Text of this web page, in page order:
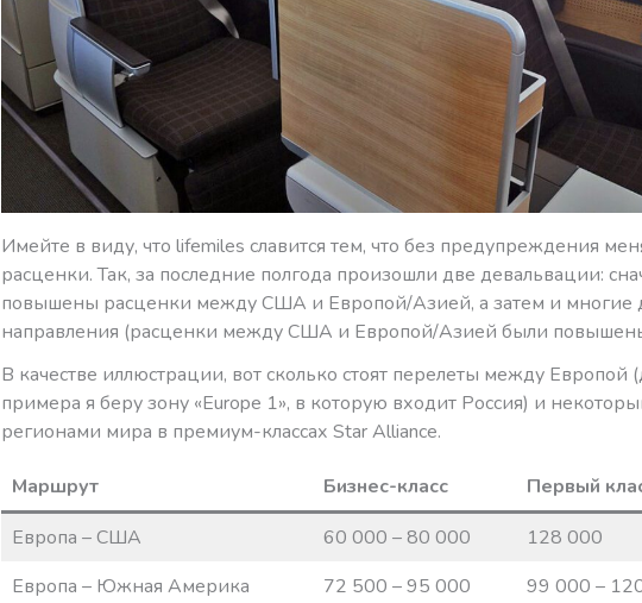
Имейте в виду, что lifemiles славится тем, что без предупреждения
расценки. Так, за последние полгода произошли две девальвации:
повышены расценки между США и Европой/Азией, а затем и многие
направления (расценки между США и Европой/Азией были
В качестве иллюстрации, вот сколько стоят перелеты между Европой
примера я беру зону «Europe 1», в которую входит Россия) и
регионами мира в премиум-классах Star Alliance.
Маршрут Бизнес-класс
Первый
Европа – США
60 000 – 80 000
128 000
Европа – Южная Америка
72 500 – 95 000
99 000 –